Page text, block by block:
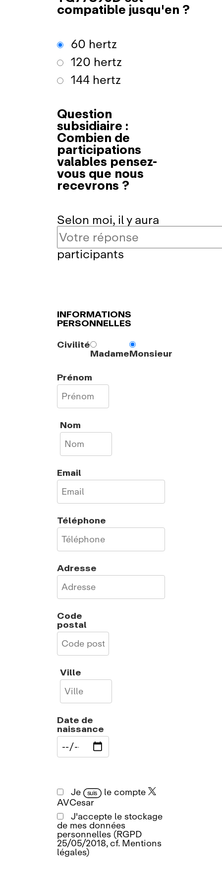
compatible jusqu'en ?
60 hertz
120 hertz
144 hertz
Question
subsidiaire :
Combien de
participations
valables pensez-
vous que nous
recevrons ?
Selon moi, il y aura
participants
INFORMATIONS
PERSONNELLES
Civilité
MadameMonsieur
Prénom
Nom
Email
Téléphone
Adresse
Code
postal
Ville
Date de
naissance
Je suis le compte
AVCesar
J'accepte le stockage
de mes données
personnelles (RGPD
25/05/2018, cf. Mentions
légales)